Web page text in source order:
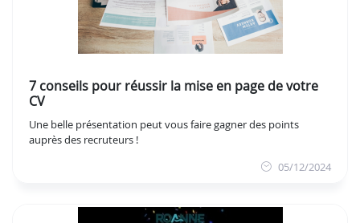
7 conseils pour réussir la mise en page de votre
CV
Une belle présentation peut vous faire gagner des points
auprès des recruteurs !
05/12/2024